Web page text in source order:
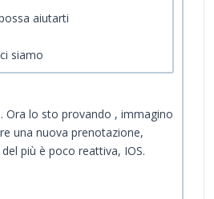
aiutarti
siamo
Ora lo sto provando , immagino
una nuova prenotazione,
più è poco reattiva, IOS.